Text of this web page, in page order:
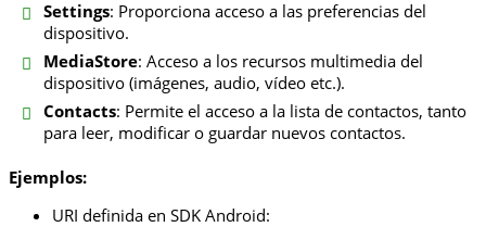
Settings: Proporciona acceso a las preferencias del
dispositivo.
MediaStore: Acceso a los recursos multimedia del
dispositivo (imágenes, audio, vídeo etc.).
Contacts: Permite el acceso a la lista de contactos, tanto
para leer, modificar o guardar nuevos contactos.
Ejemplos:
URI definida en SDK Android: